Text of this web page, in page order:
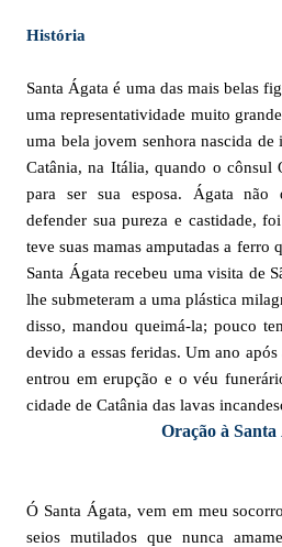
História
Santa Ágata é uma das mais belas
uma representatividade muito
uma bela jovem senhora nascida
Catânia, na Itália, quando o cônsul
para ser sua esposa. Ágata não
defender sua pureza e castidade,
teve suas mamas amputadas a ferro
Santa Ágata recebeu uma visita de
lhe submeteram a uma plástica
disso, mandou queimá-la; pouco
devido a essas feridas. Um ano
entrou em erupção e o véu
cidade de Catânia das lavas
Oração à Santa
Ó Santa Ágata, vem em meu
seios mutilados que nunca